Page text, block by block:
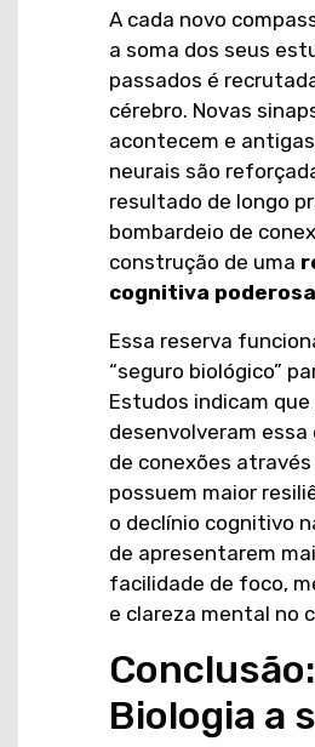
A cada novo
a soma dos seus
passados é
cérebro. Novas
acontecem e
neurais são
resultado de longo
bombardeio de
construção de uma
cognitiva poderosa
Essa reserva
“seguro biológico”
Estudos indicam
desenvolveram essa
de conexões
possuem maior
o declínio cognitivo
de apresentarem
facilidade de foco,
e clareza mental no
Biologia a